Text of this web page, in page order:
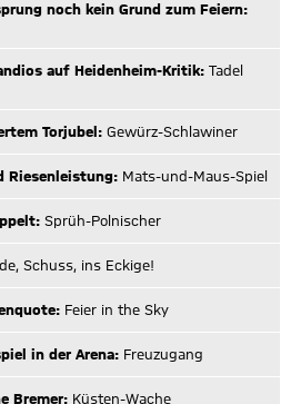
noch kein Grund zum Feiern:
auf Heidenheim-Kritik: Tadel
Torjubel: Gewürz-Schlawiner
Riesenleistung: Mats-und-Maus-Spiel
Sprüh-Polnischer
Schuss, ins Eckige!
Feier in the Sky
in der Arena: Freuzugang
Bremer: Küsten-Wache